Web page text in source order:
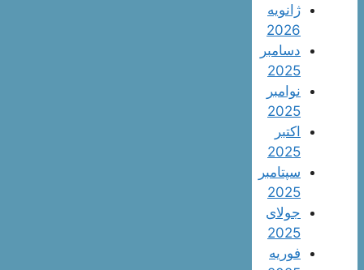
ژانویه
2026
دسامبر
2025
نوامبر
2025
اکتبر
2025
سپتامبر
2025
جولای
2025
فوریه